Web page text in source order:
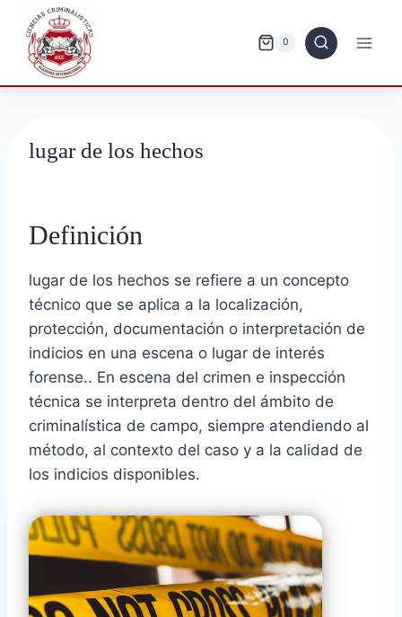
Saltar
contenido
0
lugar de los hechos
Definición
lugar de los hechos se refiere a un concepto
técnico que se aplica a la localización,
protección, documentación o interpretación de
indicios en una escena o lugar de interés
forense.. En escena del crimen e inspección
técnica se interpreta dentro del ámbito de
criminalística de campo, siempre atendiendo al
método, al contexto del caso y a la calidad de
los indicios disponibles.